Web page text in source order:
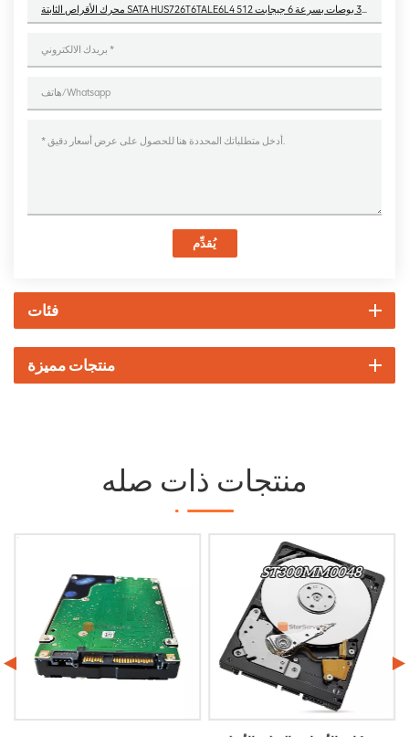
محرك الأقراص الثابتة SATA HUS726T6TALE6L4 مقاس 3.5 بوصات بسرعة 6 جيجابت 512e
يُقدِّم
فئات
منتجات مميزة
منتجات ذات صله